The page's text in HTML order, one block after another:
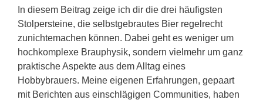
In diesem Beitrag zeige ich dir die drei häufigsten
Stolpersteine, die selbstgebrautes Bier regelrecht
zunichtemachen können. Dabei geht es weniger um
hochkomplexe Brauphysik, sondern vielmehr um ganz
praktische Aspekte aus dem Alltag eines
Hobbybrauers. Meine eigenen Erfahrungen, gepaart
mit Berichten aus einschlägigen Communities, haben